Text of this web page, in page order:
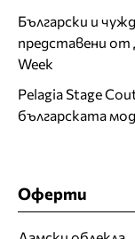
Български и
представени от
Week
Pelagia Stage
българската
Оферти